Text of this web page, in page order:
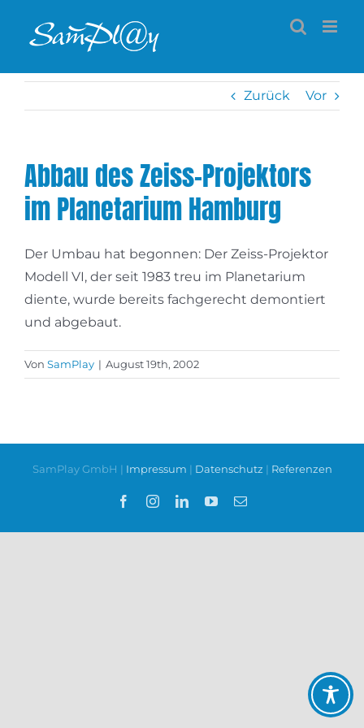
Inhalt
Zurück Vor
Abbau des Zeiss-Projektors
im Planetarium Hamburg
Der Umbau hat begonnen: Der Zeiss-Projektor
Modell VI, der seit 1983 treu im Planetarium
diente, wurde bereits fachgerecht demontiert
und abgebaut.
Von SamPlay | August 19th, 2002
SamPlay GmbH | Impressum | Datenschutz | Referenzen
FacebookInstagramLinkedInYouTube
E-